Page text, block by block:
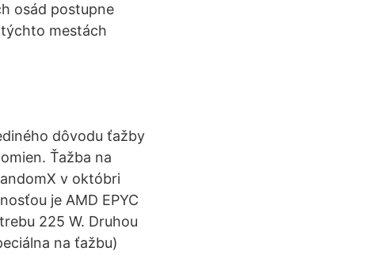
osád postupne
mestách
dôvodu ťažby
Ťažba na
v októbri
je AMD EPYC
225 W. Druhou
na ťažbu)